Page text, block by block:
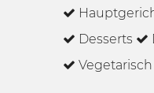
Desserts
Vegetarisch